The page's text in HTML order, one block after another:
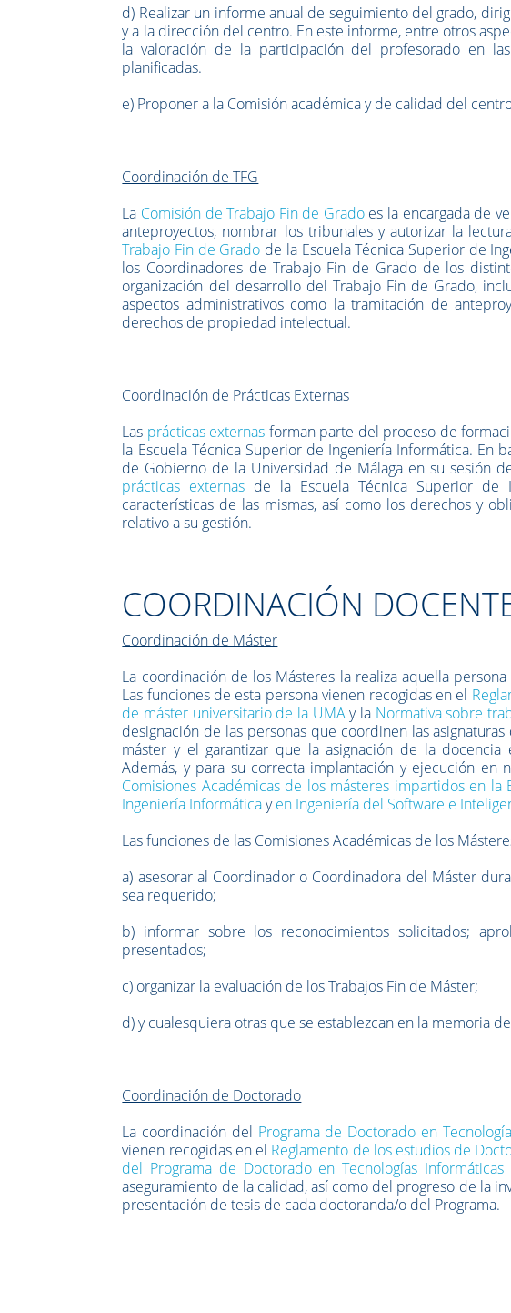
d) Realizar un informe anual de seguimiento del grado,
y a la dirección del centro. En este informe, entre otros
la valoración de la participación del profesorado en
planificadas.
e) Proponer a la Comisión académica y de calidad del
Coordinación de TFG
La Comisión de Trabajo Fin de Gradoes la encargada de
anteproyectos, nombrar los tribunales y autorizar la
Trabajo Fin de Grado de la Escuela Técnica Superior de
los Coordinadores de Trabajo Fin de Grado de los
organización del desarrollo del Trabajo Fin de Grado,
aspectos administrativos como la tramitación de
derechos de propiedad intelectual.
Coordinación de Prácticas Externas
Las prácticas externas forman parte del proceso de
la Escuela Técnica Superior de Ingeniería Informática. En
de Gobierno de la Universidad de Málaga en su sesión
prácticas externas de la Escuela Técnica Superior
características de las mismas, así como los derechos y
relativo a su gestión.
COORDINACIÓN
Coordinación de Máster
La coordinación de los Másteres la realiza aquella
Las funciones de esta persona vienen recogidas en el
de máster universitario de la UMAy la Normativa sobre
designación de las personas que coordinen las
máster y el garantizar que la asignación de la docencia
Además, y para su correcta implantación y ejecución en
Comisiones Académicas de los másteres impartidos en la
Ingeniería Informáticayen Ingeniería del Software e
Las funciones de las Comisiones Académicas de los
a) asesorar al Coordinador o Coordinadora del Máster
sea requerido;
b) informar sobre los reconocimientos solicitados;
presentados;
c) organizar la evaluación de los Trabajos Fin de Máster;
d) y cualesquiera otras que se establezcan en la memoria
Coordinación de Doctorado
La coordinación del Programa de Doctorado en
vienen recogidas en el Reglamento de los estudios de
del Programa de Doctorado en Tecnologías Informáticas
aseguramiento de la calidad, así como del progreso de la
presentación de tesis de cada doctoranda/o del Programa.